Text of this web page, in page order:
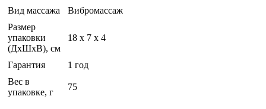
Вид массажа
Вибромассаж
Размер
упаковки
(ДхШхВ), см
18 x 7 x 4
Гарантия
1 год
Вес в
упаковке, г
75